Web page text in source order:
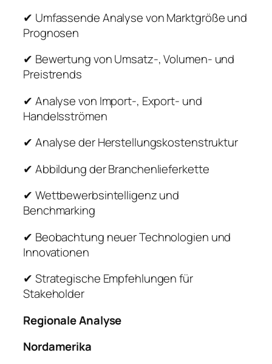
✔ Umfassende Analyse von Marktgröße und
Prognosen
✔ Bewertung von Umsatz-, Volumen- und
Preistrends
✔ Analyse von Import-, Export- und
Handelsströmen
✔ Analyse der Herstellungskostenstruktur
✔ Abbildung der Branchenlieferkette
✔ Wettbewerbsintelligenz und
Benchmarking
✔ Beobachtung neuer Technologien und
Innovationen
✔ Strategische Empfehlungen für
Stakeholder
Regionale Analyse
Nordamerika